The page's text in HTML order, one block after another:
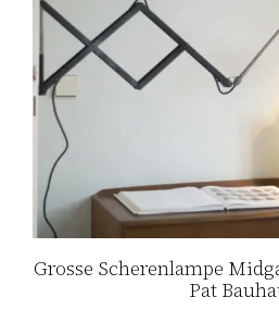
Grosse Scherenlampe
Pat